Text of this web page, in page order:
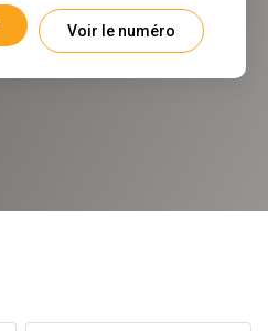
Voir le numéro